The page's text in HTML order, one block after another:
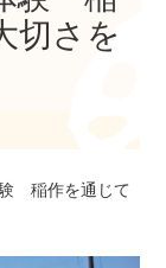
切さを
稲作を通じて